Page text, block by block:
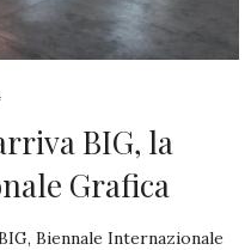
BIG, la
Grafica
Biennale Internazionale